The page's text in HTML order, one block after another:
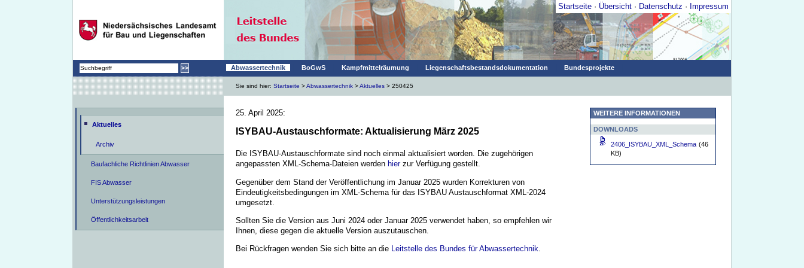
Startseite · Übersicht · Datenschutz · Impressum
Abwassertechnik BoGwS Kampfmittelräumung Liegenschaftsbestandsdokumentation Bundesprojekte
Sie sind hier: Startseite >Abwassertechnik >Aktuelles > 250425
Aktuelles
Archiv
Baufachliche Richtlinien Abwasser
FIS Abwasser
Unterstützungsleistungen
Öffentlichkeitsarbeit
25. April 2025:
ISYBAU-Austauschformate: Aktualisierung März 2025
Die ISYBAU-Austauschformate sind noch einmal aktualisiert worden. Die zugehörigen
angepassten XML-Schema-Dateien werden hierzur Verfügung gestellt.
Gegenüber dem Stand der Veröffentlichung im Januar 2025 wurden Korrekturen von
Eindeutigkeitsbedingungen im XML-Schema für das ISYBAU Austauschformat XML-2024
umgesetzt.
Sollten Sie die Version aus Juni 2024 oder Januar 2025 verwendet haben, so empfehlen wir
Ihnen, diese gegen die aktuelle Version auszutauschen.
Bei Rückfragen wenden Sie sich bitte an die Leitstelle des Bundes für Abwassertechnik.
WEITERE INFORMATIONEN
DOWNLOADS
2406_ISYBAU_XML_Schema (46
KB)